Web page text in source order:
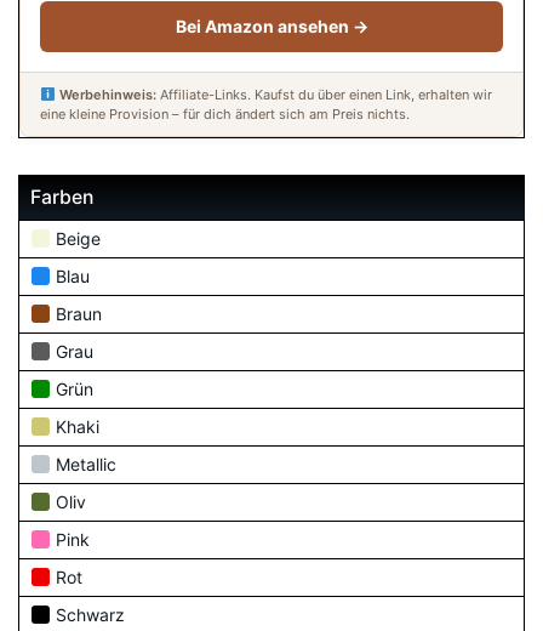
Bei Amazon ansehen →
Werbehinweis:Affiliate-Links. Kaufst du über einen Link, erhalten wir
eine kleine Provision – für dich ändert sich am Preis nichts.
Farben
Beige
Blau
Braun
Grau
Grün
Khaki
Metallic
Oliv
Pink
Rot
Schwarz